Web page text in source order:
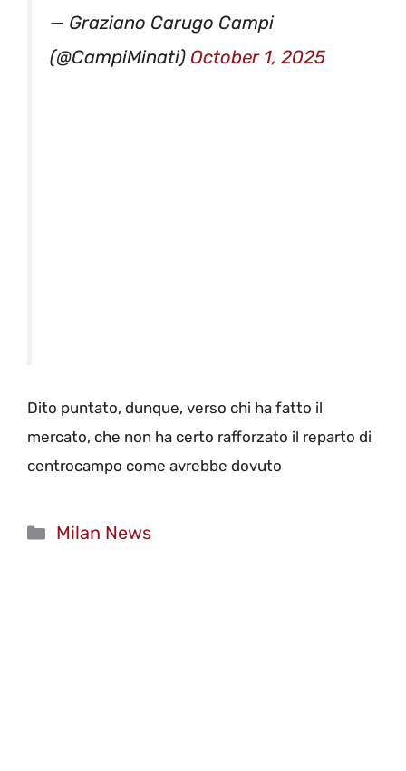
— Graziano Carugo Campi
(@CampiMinati) October 1, 2025
Dito puntato, dunque, verso chi ha fatto il
mercato, che non ha certo rafforzato il reparto di
centrocampo come avrebbe dovuto
Categorie
Milan News